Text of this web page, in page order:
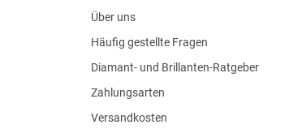
Über uns
Häufig gestellte Fragen
Diamant- und Brillanten-Ratgeber
Zahlungsarten
Versandkosten